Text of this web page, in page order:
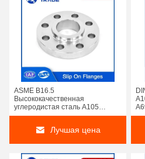
ASME B16.5
Высококачественная
углеродистая сталь A105
кованая скользящая на фланце
нефтегазовойЛучшая цена